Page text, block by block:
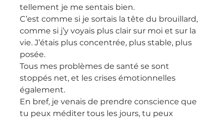
tellement je me sentais bien.
C’est comme si je sortais la tête du brouillard,
comme si j’y voyais plus clair sur moi et sur la
vie. J’étais plus concentrée, plus stable, plus
posée.
Tous mes problèmes de santé se sont
stoppés net, et les crises émotionnelles
également.
En bref, je venais de prendre conscience que
tu peux méditer tous les jours, tu peux